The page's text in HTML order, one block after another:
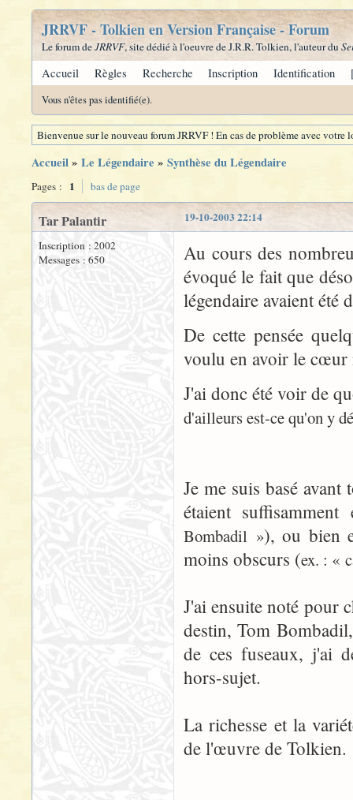
JRRVF - Tolkien en Version Française - Forum
Le forum deJRRVF, site dédié à l'oeuvre de J.R.R. Tolkien, l'auteur du
Accueil Règles Recherche Inscription Identification
Vous n'êtes pas identifié(e).
Bienvenue sur le nouveau forum JRRVF ! En cas de problème avec
Accueil» Le Légendaire » Synthèse du Légendaire
Pages : 1 bas de page
19-10-2003 22:14
Tar Palantir
Inscription : 2002
Messages : 650
Au cours des
évoqué le fait que
légendaire avaient été
De cette pensée
voulu en avoir le cœur
J'ai donc été voir de
d'ailleurs est-ce qu'on y
Je me suis basé
étaient
Bombadil »), ou bien
moins obscurs (ex. : «
J'ai ensuite noté pour
destin, Tom
de ces fuseaux, j'ai
hors-sujet.
La richesse et la
de l'œuvre de Tolkien.